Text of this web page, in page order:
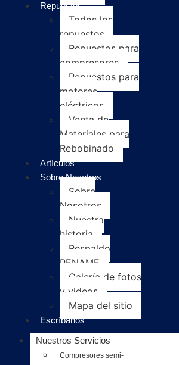
Repuestos
Todos los
repuestos
Repuestos para
compresores
Repuestos para
motores
eléctricos
Venta de
Materiales para
Rebobinado
Artículos
Sobre Nosotros
Sobre
Nosotros
Nuestra
historia
Respaldo
RENAME
Galería de fotos
y videos
Mapa del sitio
Escríbanos
Nuestros Servicios
Compresores semi-